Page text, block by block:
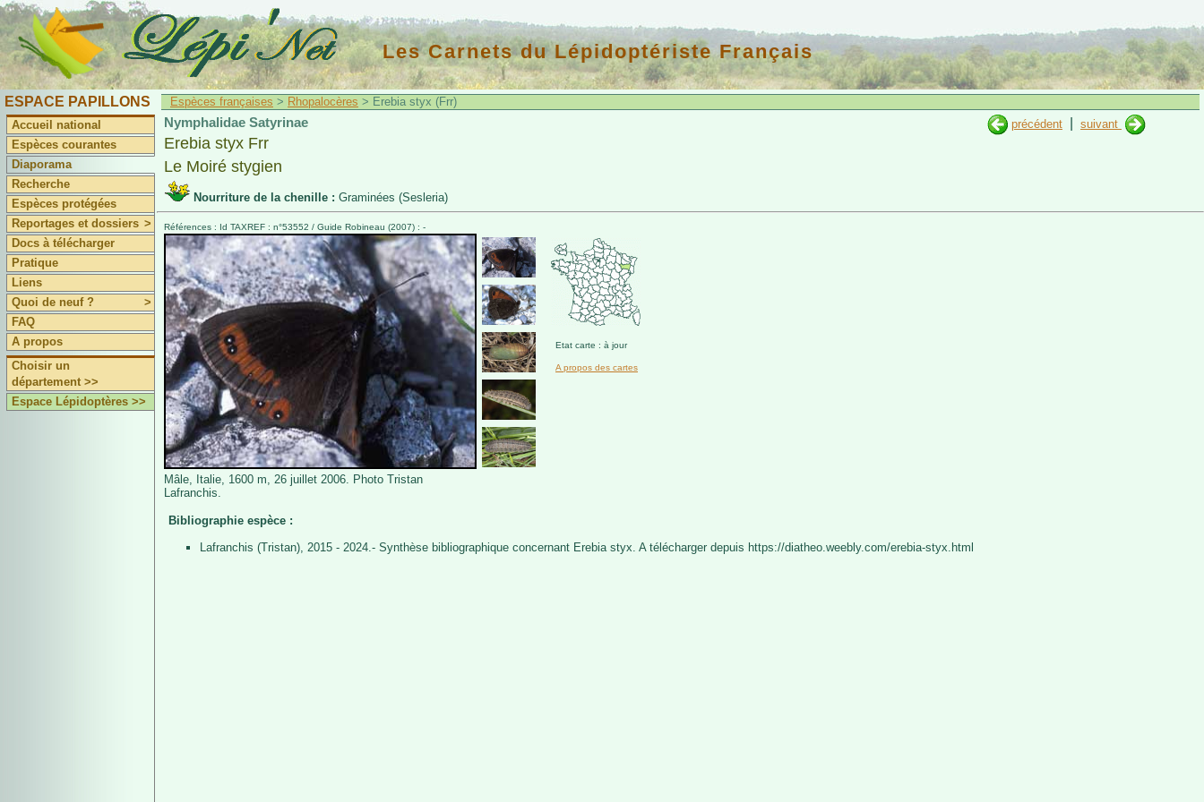
Les Carnets du Lépidoptériste Français
ESPACE PAPILLONS
Accueil national
Espèces courantes
Diaporama
Recherche
Espèces protégées
Reportages et dossiers >
Docs à télécharger
Pratique
Liens
Quoi de neuf ?
>
FAQ
A propos
Choisir un
département >>
Espace Lépidoptères >>
Espèces françaises > Rhopalocères > Erebia styx (Frr)
précédent
suivant
Nymphalidae Satyrinae
Erebia styx Frr
Le Moiré stygien
Nourriture de la chenille : Graminées (Sesleria)
Références : Id TAXREF : n°53552 / Guide Robineau (2007) : -
Mâle, Italie, 1600 m, 26 juillet 2006. Photo Tristan
Lafranchis.
Etat carte : à jour
A propos des cartes
Bibliographie espèce :
Lafranchis (Tristan), 2015 - 2024.- Synthèse bibliographique concernant Erebia styx. A télécharger depuis https://diatheo.weebly.com/erebia-styx.html